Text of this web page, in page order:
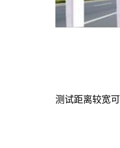
测试距离较宽